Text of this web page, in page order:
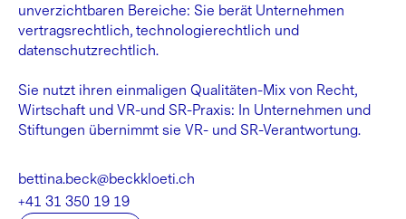
unverzichtbaren Bereiche: Sie berät Unternehmen
vertragsrechtlich, technologierechtlich und
datenschutzrechtlich.
Sie nutzt ihren einmaligen Qualitäten-Mix von Recht,
Wirtschaft und VR-und SR-Praxis: In Unternehmen und
Stiftungen übernimmt sie VR- und SR-Verantwortung.
bettina.beck@beckkloeti.ch
+41 31 350 19 19